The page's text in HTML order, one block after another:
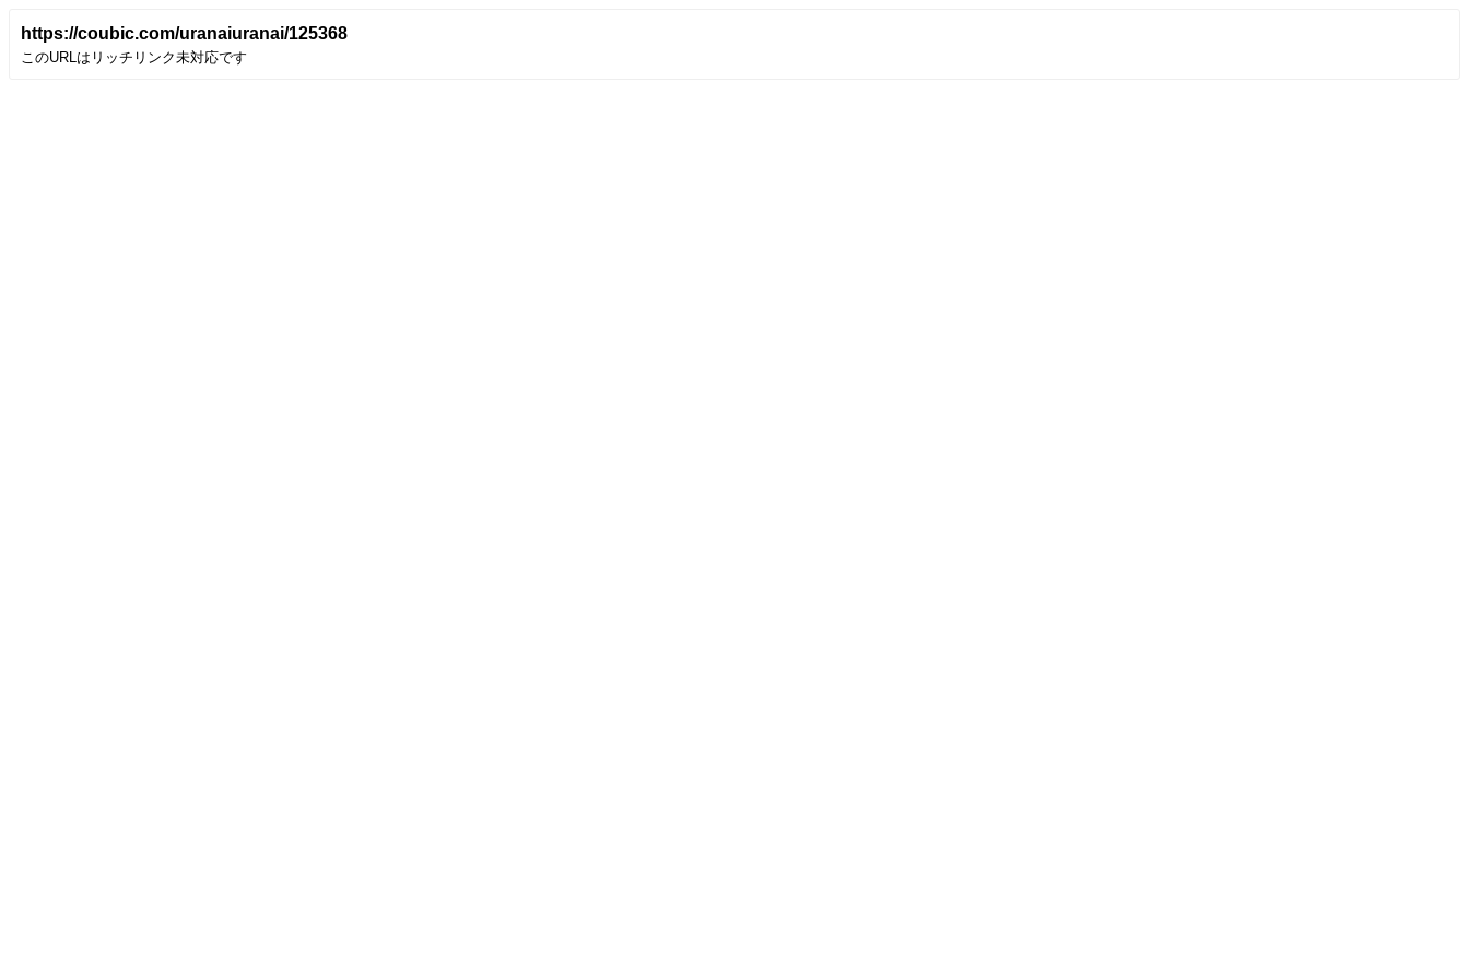
https://coubic.com/uranaiuranai/125368
このURLはリッチリンク未対応です